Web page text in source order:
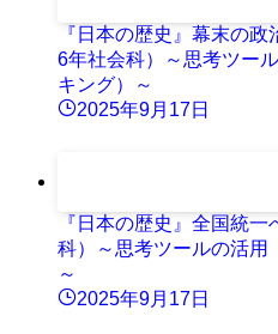
『日本の歴史』幕末の
6年社会科）～思考ツー
キング）～
2025年9月17日
『日本の歴史』全国統
科）～思考ツールの活用
～
2025年9月17日